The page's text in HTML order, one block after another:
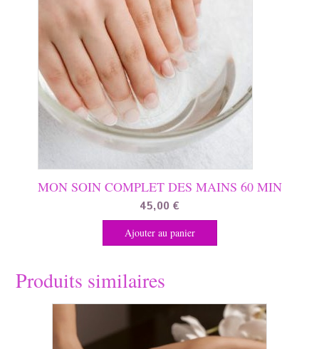
MON SOIN COMPLET DES MAINS 60 MIN
45,00 €
Ajouter au panier
Produits similaires